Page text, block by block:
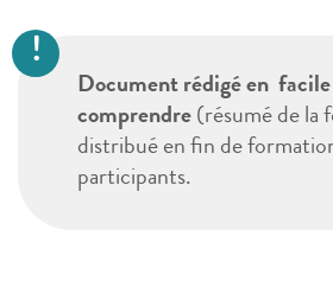
Document rédigé en
comprendre (résumé de la
distribué en fin de
participants.